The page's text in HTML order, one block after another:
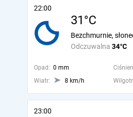
22:00
31°C
Odczuwalna 34°C
Bezchmurnie,
Opad: 0 mm
Wiatr:
8 km/h
23:00